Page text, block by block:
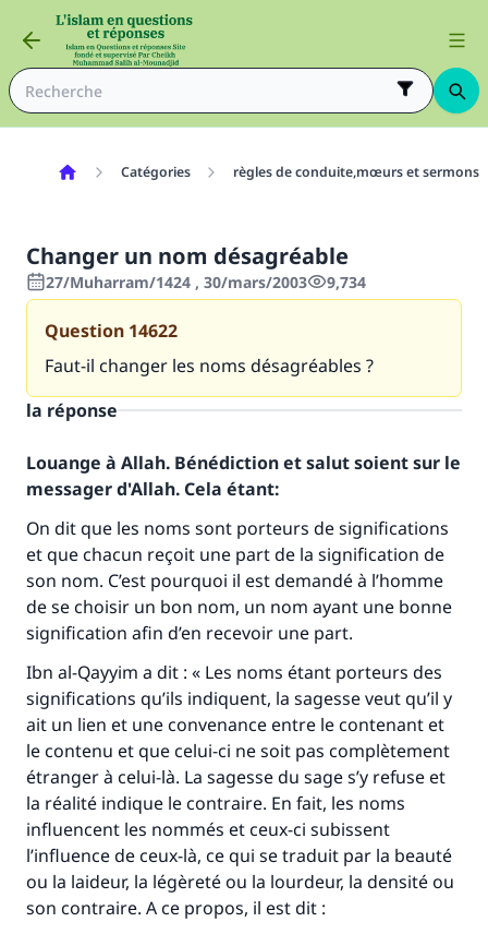
Catégories règles de conduite,mœurs et sermons
Changer un nom désagréable
27/Muharram/1424 , 30/mars/2003 9,734
Question 14622
Faut-il changer les noms désagréables ?
la réponse
Louange à Allah. Bénédiction et salut soient sur le
messager d'Allah. Cela étant:
On dit que les noms sont porteurs de significations
et que chacun reçoit une part de la signification de
son nom. C’est pourquoi il est demandé à l’homme
de se choisir un bon nom, un nom ayant une bonne
signification afin d’en recevoir une part.
Ibn al-Qayyim a dit : « Les noms étant porteurs des
significations qu’ils indiquent, la sagesse veut qu’il y
ait un lien et une convenance entre le contenant et
le contenu et que celui-ci ne soit pas complètement
étranger à celui-là. La sagesse du sage s’y refuse et
la réalité indique le contraire. En fait, les noms
influencent les nommés et ceux-ci subissent
l’influence de ceux-là, ce qui se traduit par la beauté
ou la laideur, la légèreté ou la lourdeur, la densité ou
son contraire. A ce propos, il est dit :